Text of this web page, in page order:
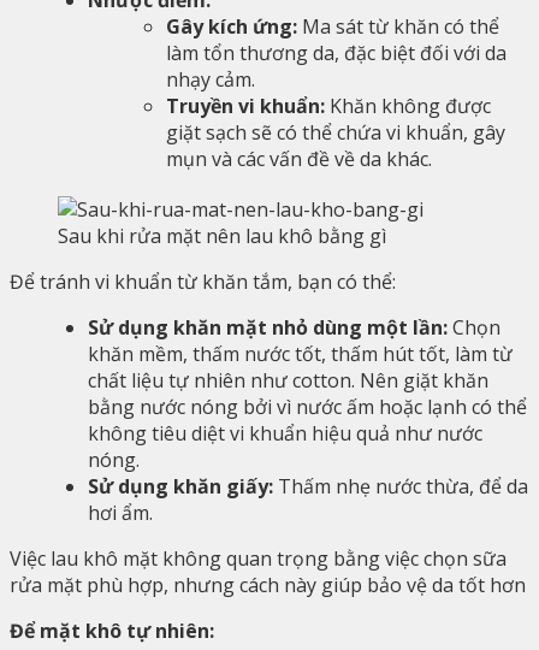
Gây kích ứng: Ma sát từ khăn có thể
làm tổn thương da, đặc biệt đối với da
nhạy cảm.
Truyền vi khuẩn: Khăn không được
giặt sạch sẽ có thể chứa vi khuẩn, gây
mụn và các vấn đề về da khác.
Sau khi rửa mặt nên lau khô bằng gì
Để tránh vi khuẩn từ khăn tắm, bạn có thể:
Sử dụng khăn mặt nhỏ dùng một lần:Chọn
khăn mềm, thấm nước tốt, thấm hút tốt, làm từ
chất liệu tự nhiên như cotton. Nên giặt khăn
bằng nước nóng bởi vì nước ấm hoặc lạnh có thể
không tiêu diệt vi khuẩn hiệu quả như nước
nóng.
Sử dụng khăn giấy: Thấm nhẹ nước thừa, để da
hơi ẩm.
Việc lau khô mặt không quan trọng bằng việc chọn sữa
rửa mặt phù hợp, nhưng cách này giúp bảo vệ da tốt hơn
Để mặt khô tự nhiên: